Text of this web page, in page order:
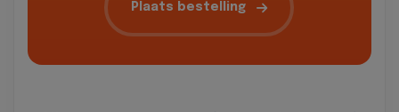
Plaats bestelling